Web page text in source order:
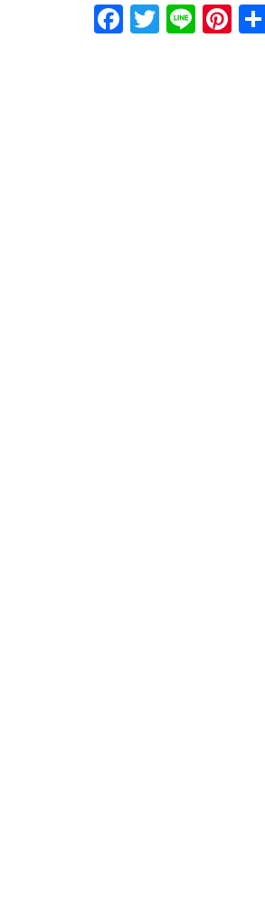
F T Li Pi